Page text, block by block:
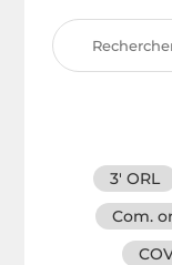
3′ ORL
Com.